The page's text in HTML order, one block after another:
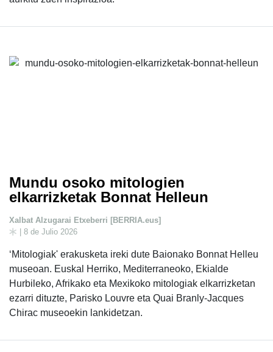
Mundu osoko mitologien
elkarrizketak Bonnat Helleun
Xalbat Alzugarai Etxeberri [BERRIA.eus]
| 8 de Julio 2026
‘Mitologiak' erakusketa ireki dute Baionako Bonnat Helleu
museoan. Euskal Herriko, Mediterraneoko, Ekialde
Hurbileko, Afrikako eta Mexikoko mitologiak elkarrizketan
ezarri dituzte, Parisko Louvre eta Quai Branly-Jacques
Chirac museoekin lankidetzan.